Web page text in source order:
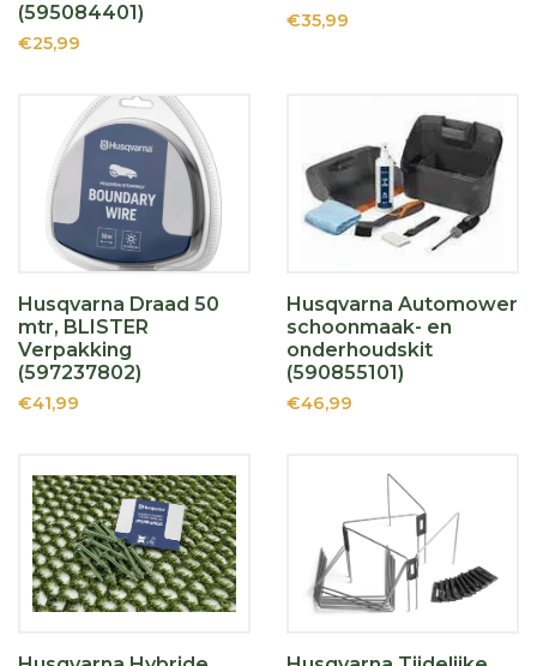
(595084401)
€25,99
€35,99
Husqvarna Draad 50
mtr, BLISTER
Verpakking
(597237802)
€41,99
Husqvarna Automower
schoonmaak- en
onderhoudskit
(590855101)
€46,99